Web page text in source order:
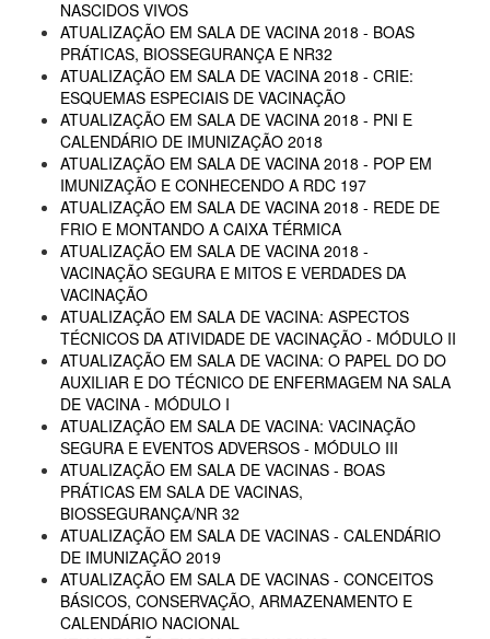
NASCIDOS VIVOS
ATUALIZAÇÃO EM SALA DE VACINA 2018 - BOAS
PRÁTICAS, BIOSSEGURANÇA E NR32
ATUALIZAÇÃO EM SALA DE VACINA 2018 - CRIE:
ESQUEMAS ESPECIAIS DE VACINAÇÃO
ATUALIZAÇÃO EM SALA DE VACINA 2018 - PNI E
CALENDÁRIO DE IMUNIZAÇÃO 2018
ATUALIZAÇÃO EM SALA DE VACINA 2018 - POP EM
IMUNIZAÇÃO E CONHECENDO A RDC 197
ATUALIZAÇÃO EM SALA DE VACINA 2018 - REDE DE
FRIO E MONTANDO A CAIXA TÉRMICA
ATUALIZAÇÃO EM SALA DE VACINA 2018 -
VACINAÇÃO SEGURA E MITOS E VERDADES DA
VACINAÇÃO
ATUALIZAÇÃO EM SALA DE VACINA: ASPECTOS
TÉCNICOS DA ATIVIDADE DE VACINAÇÃO - MÓDULO II
ATUALIZAÇÃO EM SALA DE VACINA: O PAPEL DO DO
AUXILIAR E DO TÉCNICO DE ENFERMAGEM NA SALA
DE VACINA - MÓDULO I
ATUALIZAÇÃO EM SALA DE VACINA: VACINAÇÃO
SEGURA E EVENTOS ADVERSOS - MÓDULO III
ATUALIZAÇÃO EM SALA DE VACINAS - BOAS
PRÁTICAS EM SALA DE VACINAS,
BIOSSEGURANÇA/NR 32
ATUALIZAÇÃO EM SALA DE VACINAS - CALENDÁRIO
DE IMUNIZAÇÃO 2019
ATUALIZAÇÃO EM SALA DE VACINAS - CONCEITOS
BÁSICOS, CONSERVAÇÃO, ARMAZENAMENTO E
CALENDÁRIO NACIONAL